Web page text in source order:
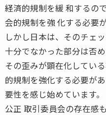
経済的規制を緩 和するの
会的規制を強 化する必要が
しかし日本は、そのチェ
十分でなかった部分は否め
その歪みが顕在化してい
的規制を強化する必要が
要性を感じ始めています。
公正 取引委員会の存在感